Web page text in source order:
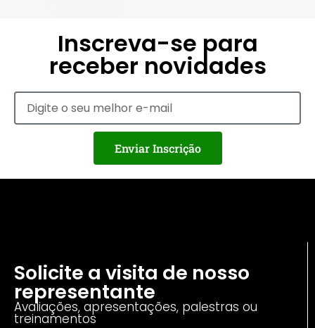
Inscreva-se para
receber novidades
Enviar Inscrição
Solicite a visita de nosso
representante
Avaliações, apresentações, palestras ou
treinamentos